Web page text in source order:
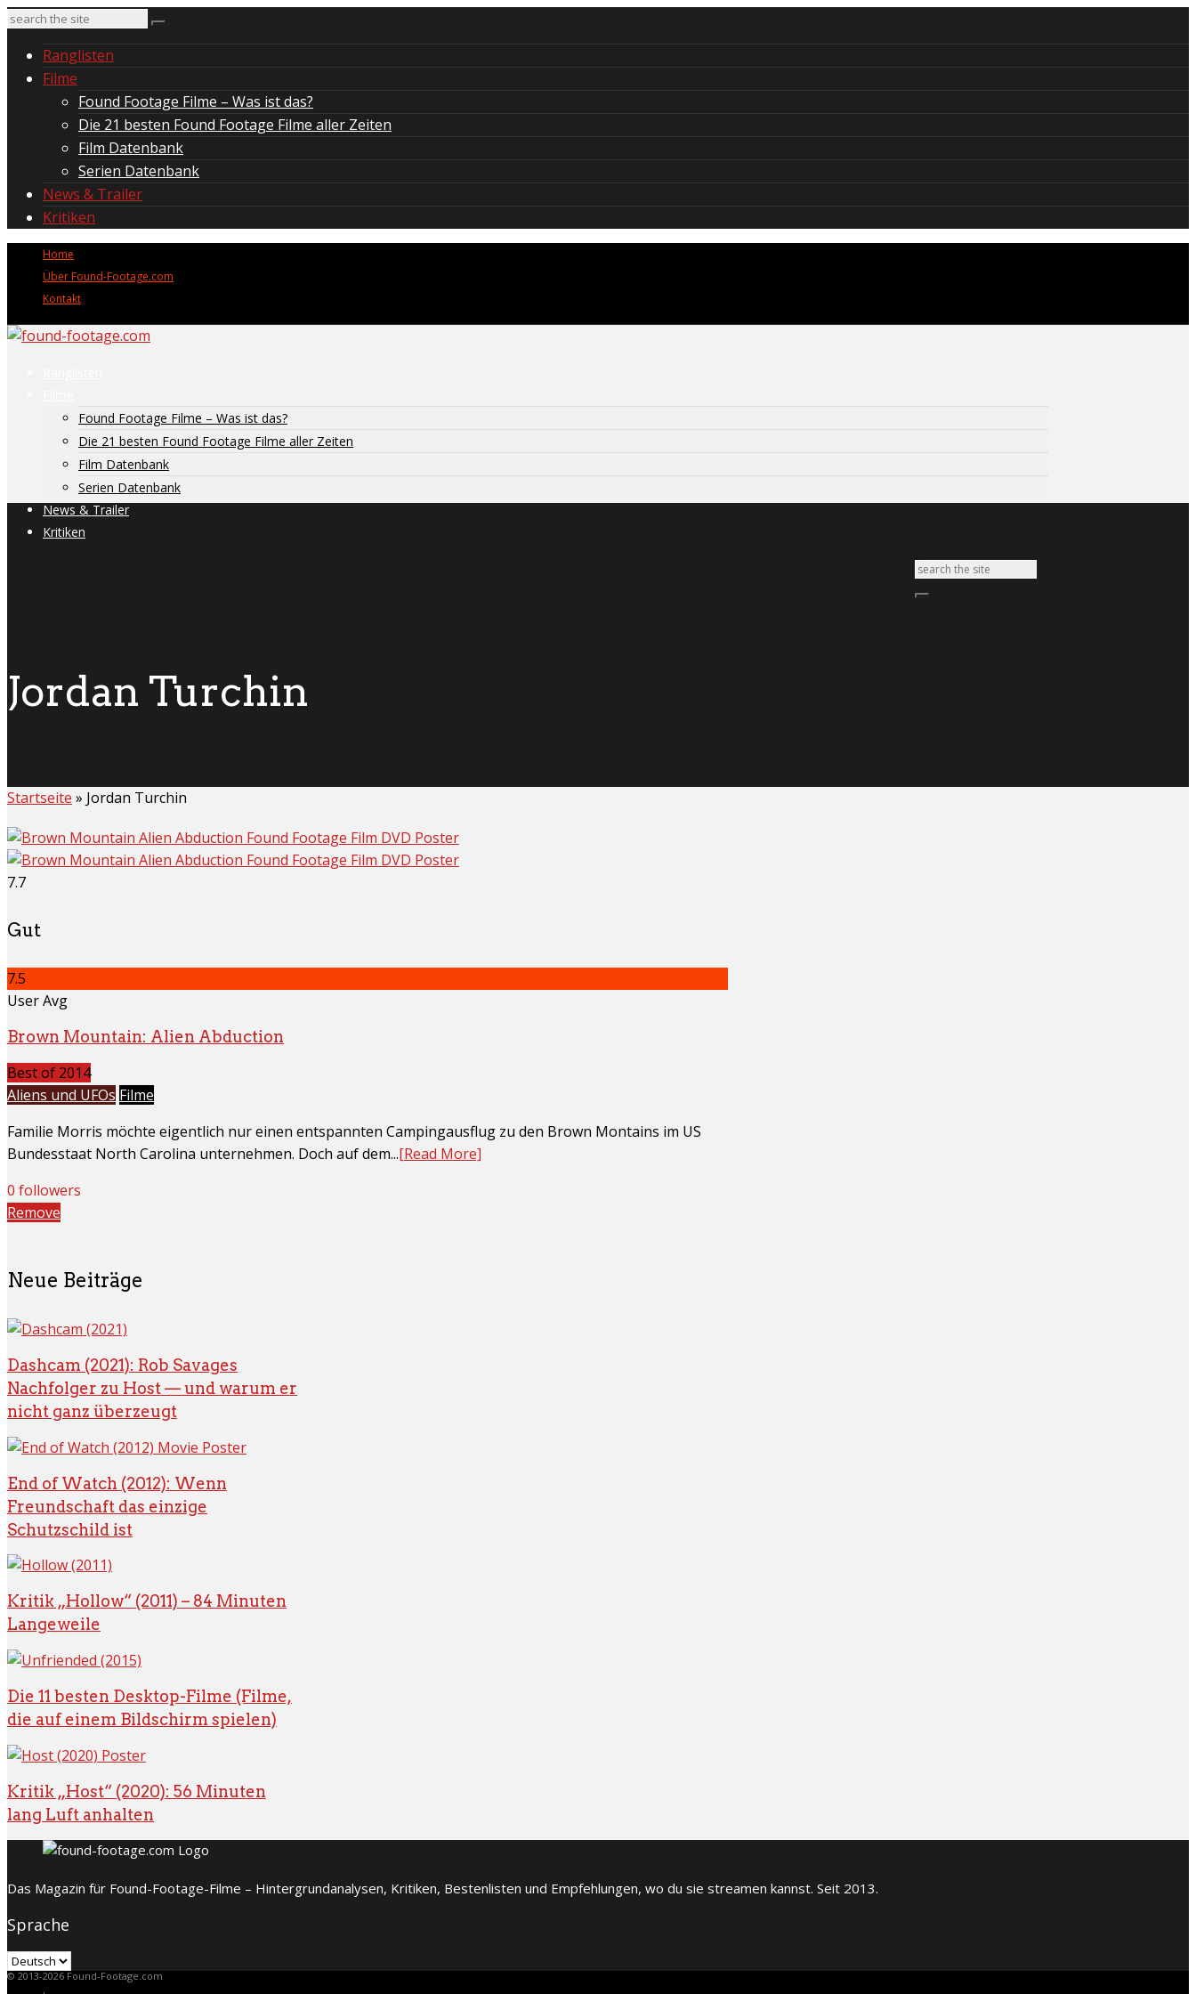
Ranglisten
Filme
Found Footage Filme – Was ist das?
Die 21 besten Found Footage Filme aller Zeiten
Film Datenbank
Serien Datenbank
News & Trailer
Kritiken
Home
Über Found-Footage.com
Kontakt
Found Footage Filme – Was ist das?
Die 21 besten Found Footage Filme aller Zeiten
Film Datenbank
Serien Datenbank
News & Trailer
Kritiken
Jordan Turchin
Startseite » Jordan Turchin
7.7
Gut
7.5
User Avg
Brown Mountain: Alien Abduction
Best of 2014
Aliens und UFOs Filme
Familie Morris möchte eigentlich nur einen entspannten Campingausflug zu den Brown Montains im US
Bundesstaat North Carolina unternehmen. Doch auf dem...[Read More]
0 followers
Remove
Neue Beiträge
Dashcam (2021): Rob Savages
Nachfolger zu Host — und warum er
nicht ganz überzeugt
End of Watch (2012): Wenn
Freundschaft das einzige
Schutzschild ist
Kritik „Hollow“ (2011) – 84 Minuten
Langeweile
Die 11 besten Desktop-Filme (Filme,
die auf einem Bildschirm spielen)
Kritik „Host“ (2020): 56 Minuten
lang Luft anhalten
Das Magazin für Found-Footage-Filme – Hintergrundanalysen, Kritiken, Bestenlisten und Empfehlungen, wo du sie streamen kannst. Seit 2013.
Sprache
Sprache
© 2013-2026 Found-Footage.com